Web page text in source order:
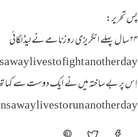
‏پس تحریر:
‏۲۴ سال پہلے انگریزی روزنامے نے لیڈ لگائی
‏He who runs away lives to fight another day
‏اِس پر بے ساختہ میں نے ایک دوست سے کہا
‏He who runs away lives to run another day